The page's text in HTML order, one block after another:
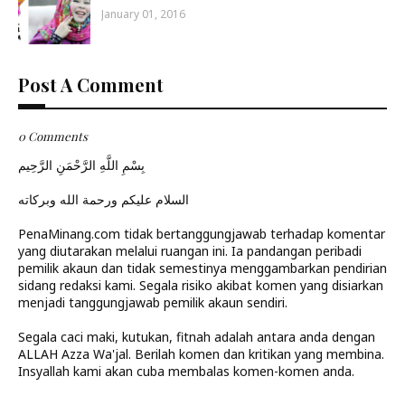
January 01, 2016
Post A Comment
0 Comments
بِسْمِ اللَّهِ الرَّحْمَنِ الرَّحِيم
السلام عليكم ورحمة الله وبركاته
PenaMinang.com tidak bertanggungjawab terhadap komentar
yang diutarakan melalui ruangan ini. Ia pandangan peribadi
pemilik akaun dan tidak semestinya menggambarkan pendirian
sidang redaksi kami. Segala risiko akibat komen yang disiarkan
menjadi tanggungjawab pemilik akaun sendiri.
Segala caci maki, kutukan, fitnah adalah antara anda dengan
ALLAH Azza Wa'jal. Berilah komen dan kritikan yang membina.
Insyallah kami akan cuba membalas komen-komen anda.